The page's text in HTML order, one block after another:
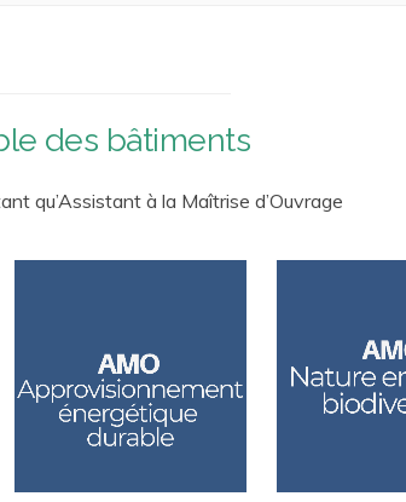
des bâtiments
qu’Assistant à la Maîtrise d’Ouvrage